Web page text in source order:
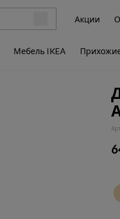
Акции
Мебель IKEA